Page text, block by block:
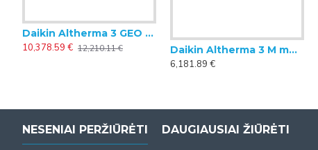
Daikin Altherma 3 GEO geoterminis šilumos siurblys, 7.98 kW (trifazis)
10,378.59 € 12,210.11 €
Daikin Altherma 3 M monoblokinis šilumos siurblys oras-vanduo 7.5 kW
6,181.89 €
NESENIAI PERŽIŪRĖTI DAUGIAUSIAI ŽIŪRĖTI